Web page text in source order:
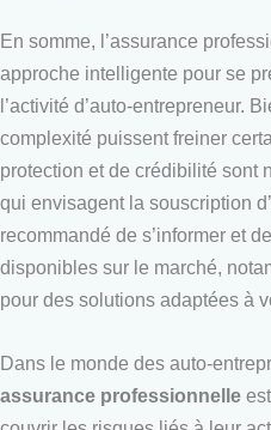
En somme, l’assurance
approche intelligente pour se
l’activité d’auto-entrepreneur.
complexité puissent freiner
protection et de crédibilité sont
qui envisagent la souscription
recommandé de s’informer et
disponibles sur le marché,
pour des solutions adaptées à
Dans le monde des auto-
assurance professionnelle